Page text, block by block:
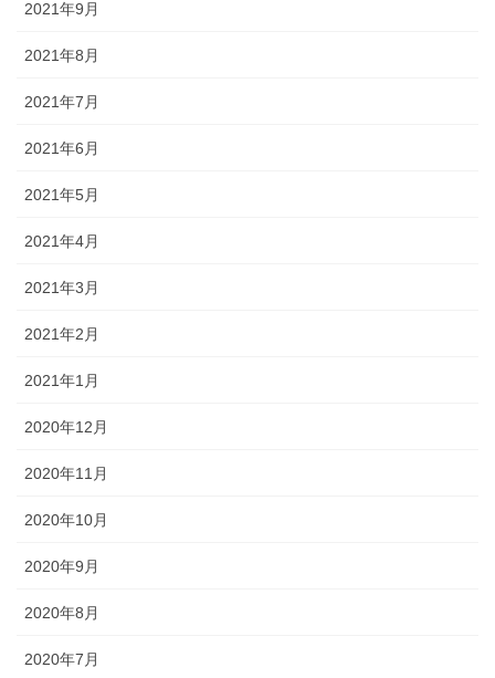
2021年9月
2021年8月
2021年7月
2021年6月
2021年5月
2021年4月
2021年3月
2021年2月
2021年1月
2020年12月
2020年11月
2020年10月
2020年9月
2020年8月
2020年7月